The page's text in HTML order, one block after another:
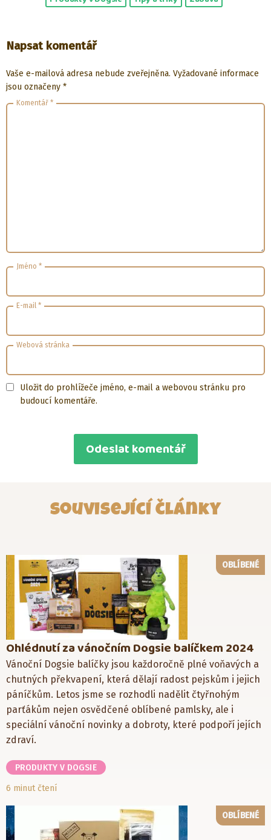
Napsat komentář
Vaše e-mailová adresa nebude zveřejněna. Vyžadované informace
jsou označeny *
Komentář *
Jméno *
E-mail *
Webová stránka
Uložit do prohlížeče jméno, e-mail a webovou stránku pro
budoucí komentáře.
Související články
OBLÍBENÉ
Ohlédnutí za vánočním Dogsie balíčkem 2024
Vánoční Dogsie balíčky jsou každoročně plné voňavých a
chutných překvapení, která dělají radost pejskům i jejich
páníčkům. Letos jsme se rozhodli nadělit čtyřnohým
parťákům nejen osvědčené oblíbené pamlsky, ale i
speciální vánoční novinky a dobroty, které podpoří jejích
zdraví.
PRODUKTY V DOGSIE
6 minut čtení
OBLÍBENÉ